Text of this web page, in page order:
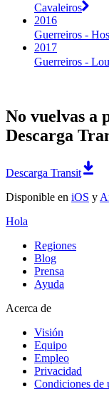
Cavaleiros
2016
Guerreiros -
2017
Guerreiros -
No vuelvas a
Descarga
Descarga Transit
Disponible en iOS y
Hola
Regiones
Blog
Prensa
Ayuda
Acerca de
Visión
Equipo
Empleo
Privacidad
Condiciones de